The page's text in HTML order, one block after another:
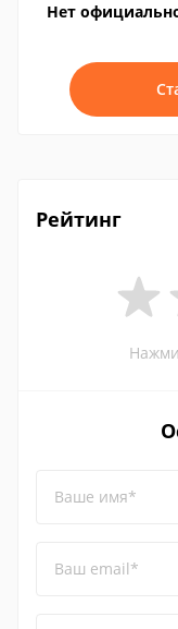
Нет
Рейтинг
Ваше имя*
Ваш email*